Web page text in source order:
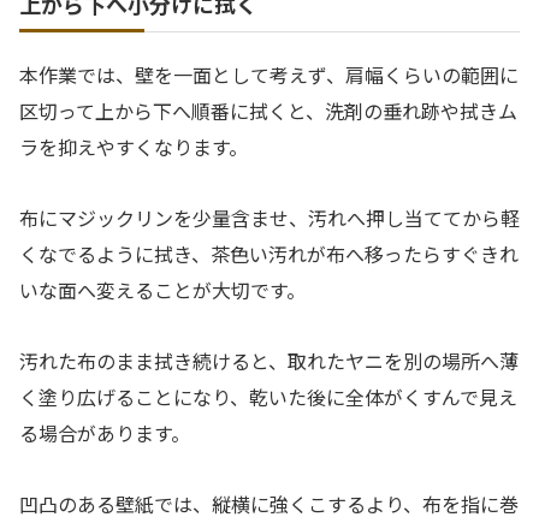
本作業では、壁を一面として考えず、肩幅くらいの範囲に
区切って上から下へ順番に拭くと、洗剤の垂れ跡や拭きム
ラを抑えやすくなります。
布にマジックリンを少量含ませ、汚れへ押し当ててから軽
くなでるように拭き、茶色い汚れが布へ移ったらすぐきれ
いな面へ変えることが大切です。
汚れた布のまま拭き続けると、取れたヤニを別の場所へ薄
く塗り広げることになり、乾いた後に全体がくすんで見え
る場合があります。
凹凸のある壁紙では、縦横に強くこするより、布を指に巻